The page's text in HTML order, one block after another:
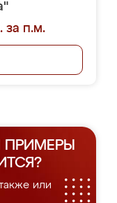
за п.м.
ПРИМЕРЫ
или